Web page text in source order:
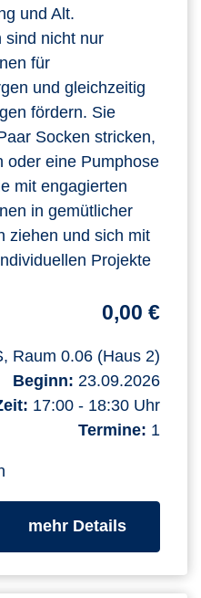
und Alt.
sind nicht nur
für
und gleichzeitig
fördern. Sie
Socken stricken,
oder eine Pumphose
mit engagierten
in gemütlicher
ziehen und sich mit
Projekte
0,00 €
Raum 0.06 (Haus 2)
Beginn: 23.09.2026
17:00 - 18:30 Uhr
Termine: 1
mehr Detailszum